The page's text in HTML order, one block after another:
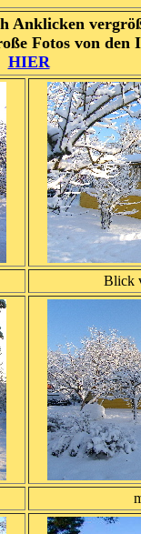
Anklicken
Fotos von den
HIER
Blick